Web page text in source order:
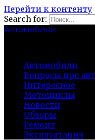
Перейти к контенту
Search for:
Автомобили
Автомобили
Вопросы про
Интересное
Мотоциклы
Новости
Обзоры
Ремонт
Эксплуатация